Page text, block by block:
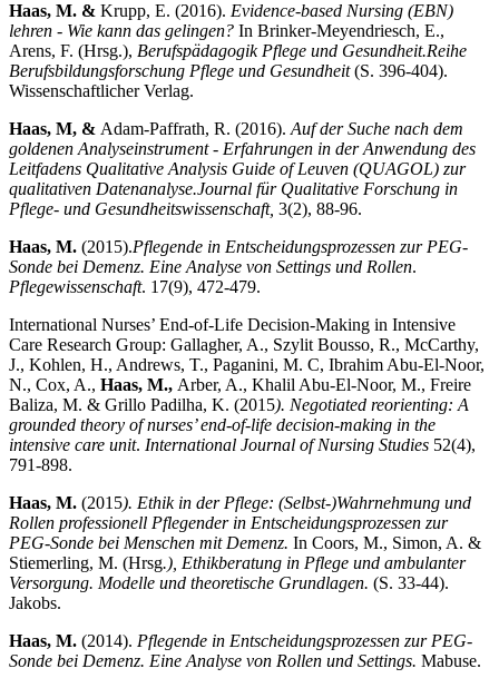
Haas, M. & Krupp, E. (2016). Evidence-based Nursing (EBN)
lehren - Wie kann das gelingen? In Brinker-Meyendriesch, E.,
Arens, F. (Hrsg.), Berufspädagogik Pflege und Gesundheit.Reihe
Berufsbildungsforschung Pflege und Gesundheit(S. 396-404).
Wissenschaftlicher Verlag.
Haas, M, & Adam-Paffrath, R. (2016). Auf der Suche nach dem
goldenen Analyseinstrument - Erfahrungen in der Anwendung des
Leitfadens Qualitative Analysis Guide of Leuven (QUAGOL) zur
qualitativen Datenanalyse.Journal für Qualitative Forschung in
Pflege- und Gesundheitswissenschaft, 3(2), 88-96.
Haas, M. (2015).Pflegende in Entscheidungsprozessen zur PEG-
Sonde bei Demenz. Eine Analyse von Settings und Rollen.
Pflegewissenschaft. 17(9), 472-479.
International Nurses’ End-of-Life Decision-Making in Intensive
Care Research Group: Gallagher, A., Szylit Bousso, R., McCarthy,
J., Kohlen, H., Andrews, T., Paganini, M. C, Ibrahim Abu-El-Noor,
N., Cox, A., Haas, M., Arber, A., Khalil Abu-El-Noor, M., Freire
Baliza, M. & Grillo Padilha, K. (2015). Negotiated reorienting: A
grounded theory of nurses’ end-of-life decision-making in the
intensive care unit. International Journal of Nursing Studies 52(4),
791-898.
Haas, M. (2015). Ethik in der Pflege: (Selbst-)Wahrnehmung und
Rollen professionell Pflegender in Entscheidungsprozessen zur
PEG-Sonde bei Menschen mit Demenz. In Coors, M., Simon, A. &
Stiemerling, M. (Hrsg.), Ethikberatung in Pflege und ambulanter
Versorgung. Modelle und theoretische Grundlagen. (S. 33-44).
Jakobs.
Haas, M. (2014). Pflegende in Entscheidungsprozessen zur PEG-
Sonde bei Demenz. Eine Analyse von Rollen und Settings. Mabuse.